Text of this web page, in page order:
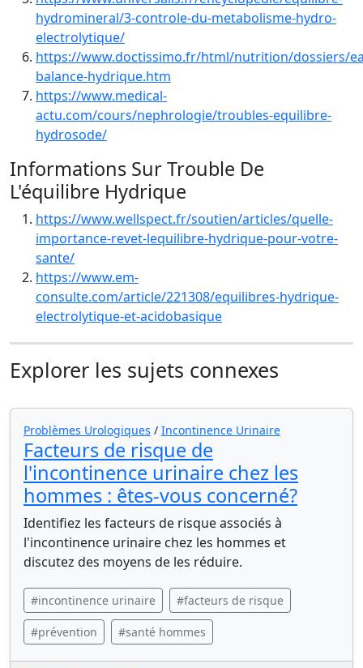
hydromineral/3-controle-du-metabolisme-hydro-
electrolytique/
https://www.doctissimo.fr/html/nutrition/dossiers/
balance-hydrique.htm
https://www.medical-
actu.com/cours/nephrologie/troubles-equilibre-
hydrosode/
Informations Sur Trouble De
L'équilibre Hydrique
https://www.wellspect.fr/soutien/articles/quelle-
importance-revet-lequilibre-hydrique-pour-votre-
sante/
https://www.em-
consulte.com/article/221308/equilibres-hydrique-
electrolytique-et-acidobasique
Explorer les sujets connexes
Problèmes Urologiques / Incontinence Urinaire
Facteurs de risque de
l'incontinence urinaire chez les
hommes : êtes-vous concerné?
Identifiez les facteurs de risque associés à
l'incontinence urinaire chez les hommes et
discutez des moyens de les réduire.
#incontinence urinaire #facteurs de risque
#prévention #santé hommes